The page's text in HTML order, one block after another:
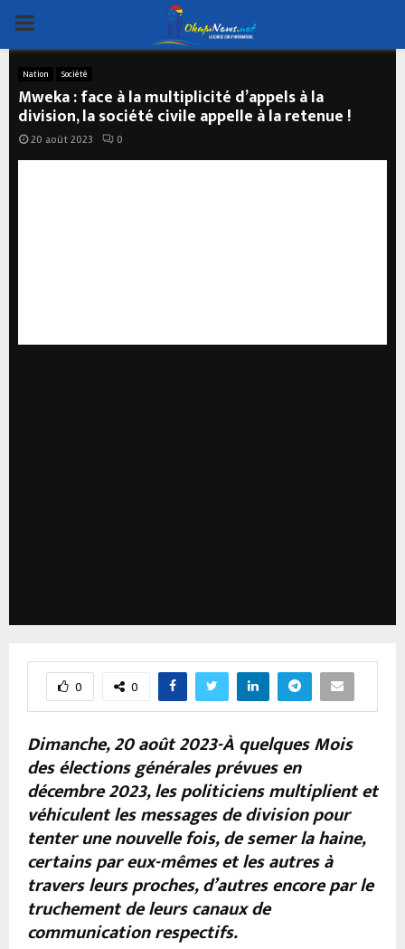
PRIMARY
MENU
Nation Société
Mweka : face à la multiplicité d’appels à la
division, la société civile appelle à la retenue !
20 août 2023 0
0 0
Dimanche, 20 août 2023-À quelques Mois
des élections générales prévues en
décembre 2023, les politiciens multiplient et
véhiculent les messages de division pour
tenter une nouvelle fois, de semer la haine,
certains par eux-mêmes et les autres à
travers leurs proches, d’autres encore par le
truchement de leurs canaux de
communication respectifs.